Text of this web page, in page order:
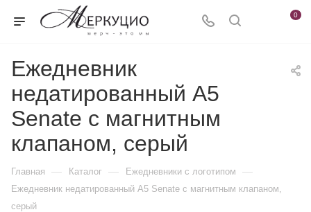
0
Ежедневник
недатированный А5
Senate с магнитным
клапаном, серый
Главная — Каталог — Ежедневники c логотипом —
Ежедневник недатированный А5 Senate с магнитным клапаном,
серый